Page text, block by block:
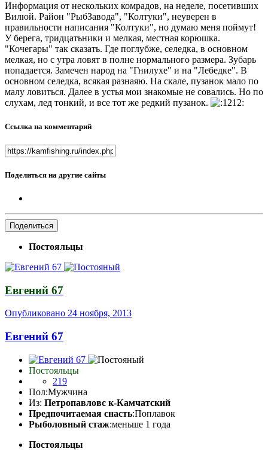
Информация от нескольких комрадов, на неделе, посетивших
Вилюй. Район "РыбЗавода", "Колтуки", неуверен в
правильности написания "Колтуки", но думаю меня поймут!
У берега, тридцатьники и мелкая, местная корюшка.
"Кочегары" так сказать. Где поглубже, селедка, в основном
мелкая, но с утра ловят в полне нормального размера. Зубарь
попадается. Замечен народ на "Гнилухе" и на "Лебедке". В
основном селедка, всякая разнаяю. На скале, пузанок мало по
малу ловиться. Далее в устья мои знакомые не совались. Но по
слухам, лед тонкий, и все тот же редкий пузанок.
Ссылка на комментарий
Поделиться на другие сайты
Поделиться
Постояльцы
Евгений 67
Опубликовано 24 ноября, 2013
Евгений 67
Постояльцы
219
Пол:Мужчина
Из: Петропавловс к-Камчатский
Предпочитаемая снасть:Поплавок
Рыболовный стаж:меньше 1 года
Постояльцы